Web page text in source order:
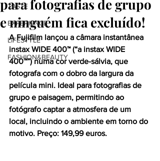
TASTE
EXPERIENCE
LIFESTYLE
FASHION&BEAUTY
para fotografias de grupo
e ninguém fica excluído!
A Fujifilm lançou a câmara instantânea
instax WIDE 400™ (“a instax WIDE
400™”) numa cor verde-sálvia, que
fotografa com o dobro da largura da
película mini. Ideal para fotografias de
grupo e paisagem, permitindo ao
fotógrafo captar a atmosfera de um
local, incluindo o ambiente em torno do
motivo. Preço: 149,99 euros.